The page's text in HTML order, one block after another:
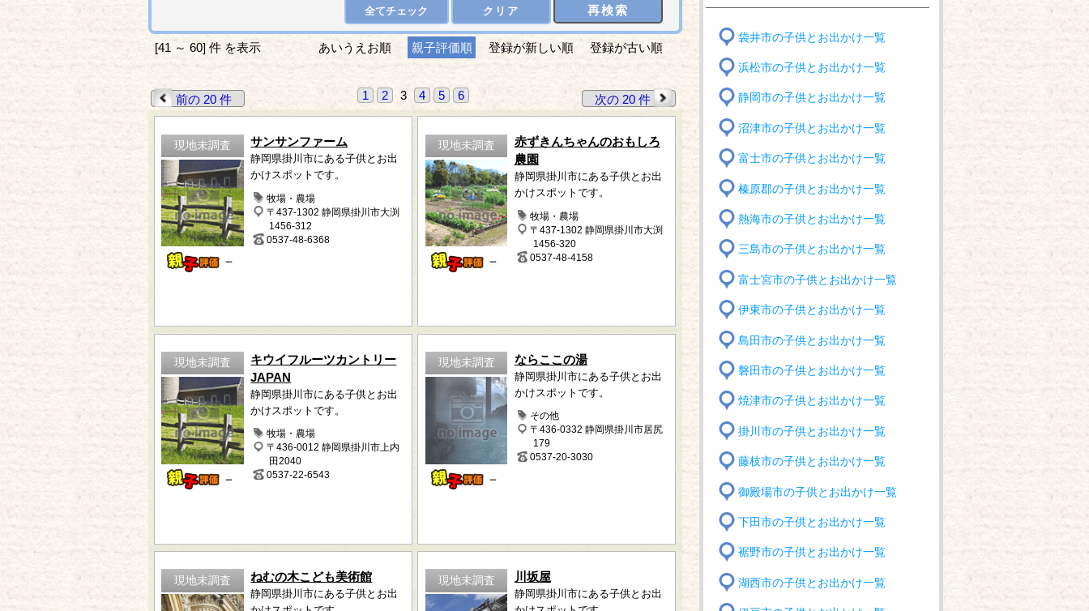
全てチェック クリア 再検索
[41 ～ 60] 件 を表示 あいうえお順 親子評価順 登録が新しい順 登録が古い順
前の 20 件 1 2 3 4 5 6 次の 20 件
現地未調査
－
サンサンファーム
静岡県掛川市にある子供とお出
かけスポットです。
牧場・農場
〒437-1302 静岡県掛川市大渕
1456-312
0537-48-6368
現地未調査
－
赤ずきんちゃんのおもしろ
農園
静岡県掛川市にある子供とお出
かけスポットです。
牧場・農場
〒437-1302 静岡県掛川市大渕
1456-320
0537-48-4158
現地未調査
－
キウイフルーツカントリー
JAPAN
静岡県掛川市にある子供とお出
かけスポットです。
牧場・農場
〒436-0012 静岡県掛川市上内
田2040
0537-22-6543
現地未調査
－
ならここの湯
静岡県掛川市にある子供とお出
かけスポットです。
その他
〒436-0332 静岡県掛川市居尻
179
0537-20-3030
現地未調査 ねむの木こども美術館
静岡県掛川市にある子供とお出
現地未調査 川坂屋
静岡県掛川市にある子供とお出
袋井市の子供とお出かけ一覧
浜松市の子供とお出かけ一覧
静岡市の子供とお出かけ一覧
沼津市の子供とお出かけ一覧
富士市の子供とお出かけ一覧
榛原郡の子供とお出かけ一覧
熱海市の子供とお出かけ一覧
三島市の子供とお出かけ一覧
富士宮市の子供とお出かけ一覧
伊東市の子供とお出かけ一覧
島田市の子供とお出かけ一覧
磐田市の子供とお出かけ一覧
焼津市の子供とお出かけ一覧
掛川市の子供とお出かけ一覧
藤枝市の子供とお出かけ一覧
御殿場市の子供とお出かけ一覧
下田市の子供とお出かけ一覧
裾野市の子供とお出かけ一覧
湖西市の子供とお出かけ一覧